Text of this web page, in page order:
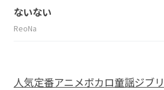
ないない
ReoNa
人気定番アニメボカロ童謡ジブリ